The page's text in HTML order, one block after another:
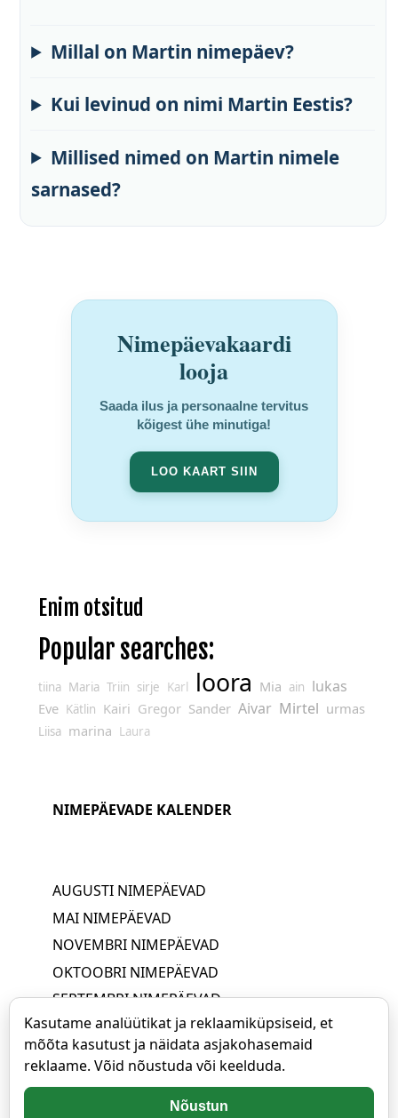
Millal on Martin nimepäev?
Kui levinud on nimi Martin Eestis?
Millised nimed on Martin nimele
sarnased?
Nimepäevakaardi
looja
Saada ilus ja personaalne tervitus
kõigest ühe minutiga!
LOO KAART SIIN
Enim otsitud
Popular searches:
tiina Maria Triin sirje Karl loora Mia ain lukas
Eve Kätlin Kairi Gregor Sander Aivar Mirtel urmas
Liisa marina Laura
NIMEPÄEVADE KALENDER
AUGUSTI NIMEPÄEVAD
MAI NIMEPÄEVAD
NOVEMBRI NIMEPÄEVAD
OKTOOBRI NIMEPÄEVAD
SEPTEMBRI NIMEPÄEVAD
JUUNI NIMEPÄEVAD
APRILLI NIMEPÄEVAD
MÄRTSI NIMEPÄEVAD
Kasutame analüütikat ja reklaamiküpsiseid, et
mõõta kasutust ja näidata asjakohasemaid
reklaame. Võid nõustuda või keelduda.
Nõustun